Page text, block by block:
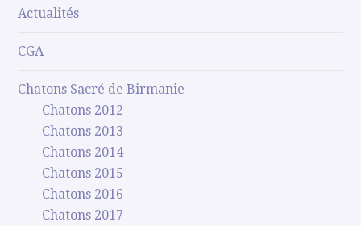
Actualités
CGA
Chatons Sacré de Birmanie
Chatons 2012
Chatons 2013
Chatons 2014
Chatons 2015
Chatons 2016
Chatons 2017